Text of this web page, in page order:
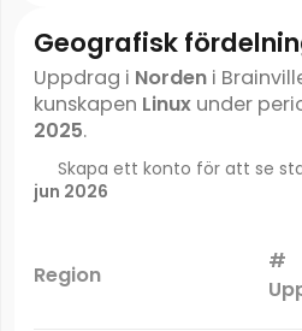
Geografisk
Uppdrag i Nordeni
kunskapen Linuxunder
2025.
Skapa ett konto för att se
jun 2026
Region
#